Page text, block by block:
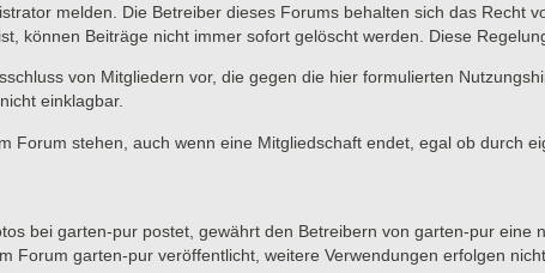
melden. Die Betreiber dieses Forums behalten sich das Recht
können Beiträge nicht immer sofort gelöscht werden. Diese
von Mitgliedern vor, die gegen die hier formulierten
einklagbar.
Forum stehen, auch wenn eine Mitgliedschaft endet, egal ob durch
bei garten-pur postet, gewährt den Betreibern von garten-pur
Forum garten-pur veröffentlicht, weitere Verwendungen erfolgen nicht.